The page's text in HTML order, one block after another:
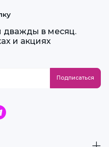
дважды в месяц.
и акциях